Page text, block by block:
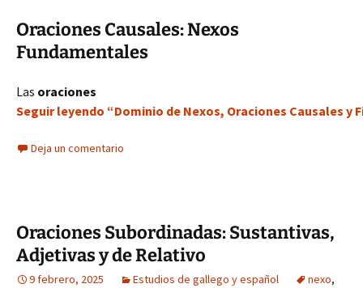
Oraciones Causales: Nexos
Fundamentales
Las oraciones
Seguir leyendo “Dominio de Nexos, Oraciones Causales y
Deja un comentario
Oraciones Subordinadas: Sustantivas,
Adjetivas y de Relativo
9 febrero, 2025 Estudios de gallego y español nexo,